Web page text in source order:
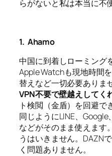
らがないと私は本当に不
1. Ahamo
中国に到着しローミング
Apple Watchも現地時間
替えなど一切必要ありま
VPN不要で壁越えしてく
ト検閲（金盾）を回避で
同じようにLINE、Google、
などがそのまま使えます
うはいきません。 DAZN
く問題ありません。